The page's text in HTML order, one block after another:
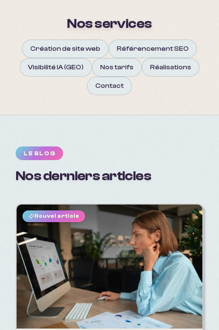
Nos services
Création de site web Référencement SEO
Visibilité IA (GEO) Nos tarifs Réalisations
Contact
LE BLOG
Nos derniers articles
Nouvel article